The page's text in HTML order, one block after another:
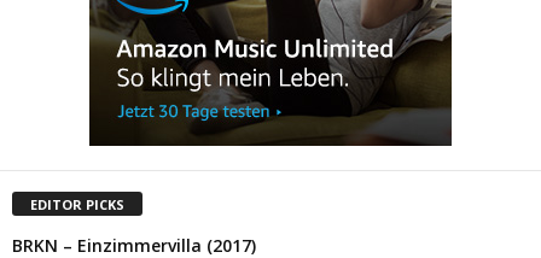
EDITOR PICKS
BRKN – Einzimmervilla (2017)